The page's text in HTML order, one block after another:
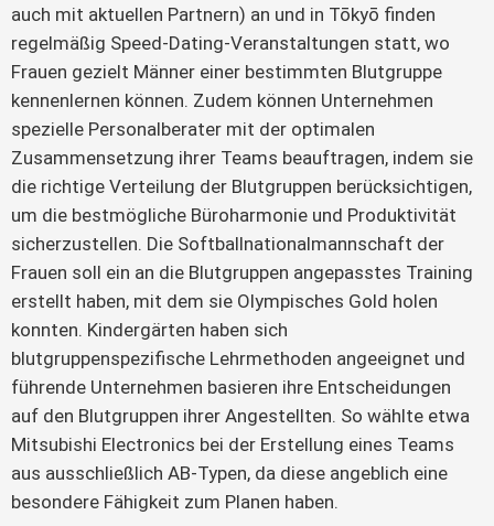
auch mit aktuellen Partnern) an und in Tōkyō finden
regelmäßig Speed-Dating-Veranstaltungen statt, wo
Frauen gezielt Männer einer bestimmten Blutgruppe
kennenlernen können. Zudem können Unternehmen
spezielle Personalberater mit der optimalen
Zusammensetzung ihrer Teams beauftragen, indem sie
die richtige Verteilung der Blutgruppen berücksichtigen,
um die bestmögliche Büroharmonie und Produktivität
sicherzustellen. Die Softballnationalmannschaft der
Frauen soll ein an die Blutgruppen angepasstes Training
erstellt haben, mit dem sie Olympisches Gold holen
konnten. Kindergärten haben sich
blutgruppenspezifische Lehrmethoden angeeignet und
führende Unternehmen basieren ihre Entscheidungen
auf den Blutgruppen ihrer Angestellten. So wählte etwa
Mitsubishi Electronics bei der Erstellung eines Teams
aus ausschließlich AB-Typen, da diese angeblich eine
besondere Fähigkeit zum Planen haben.